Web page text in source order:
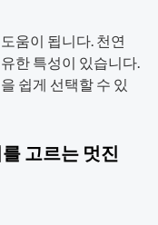
움이 됩니다. 천연
한 특성이 있습니다.
쉽게 선택할 수 있
고르는 멋진